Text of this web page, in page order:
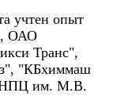
учтен опыт
ОАО
Транс",
"КБхиммаш
им. М.В.